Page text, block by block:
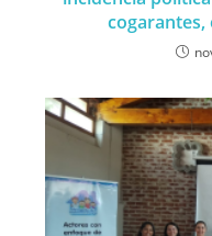
cogarantes,